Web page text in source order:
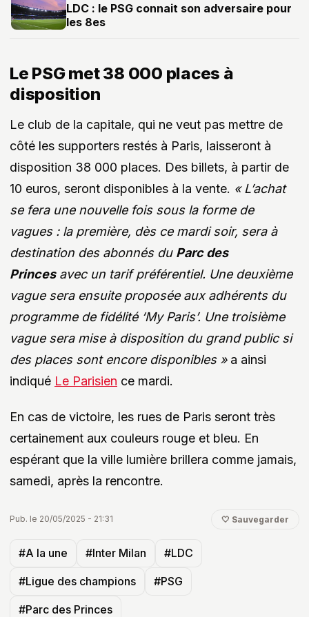
LDC : le PSG connait son adversaire pour
les 8es
Le PSG met 38 000 places à
disposition
Le club de la capitale, qui ne veut pas mettre de
côté les supporters restés à Paris, laisseront à
disposition 38 000 places. Des billets, à partir de
10 euros, seront disponibles à la vente. « L’achat
se fera une nouvelle fois sous la forme de
vagues : la première, dès ce mardi soir, sera à
destination des abonnés du Parc des
Princesavec un tarif préférentiel. Une deuxième
vague sera ensuite proposée aux adhérents du
programme de fidélité ‘My Paris’. Une troisième
vague sera mise à disposition du grand public si
des places sont encore disponibles »a ainsi
indiqué Le Parisien ce mardi.
En cas de victoire, les rues de Paris seront très
certainement aux couleurs rouge et bleu. En
espérant que la ville lumière brillera comme jamais,
samedi, après la rencontre.
Pub. le 20/05/2025 - 21:31 🤍 Sauvegarder
#A la une #Inter Milan #LDC
#Ligue des champions #PSG
#Parc des Princes